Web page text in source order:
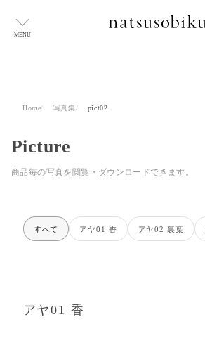
MENU
Home 写真集 pict02
Picture
商品毎の写真を閲覧・ダウンロードできます。
すべて アヤ01 香 アヤ02 裏葉
アヤ01 香